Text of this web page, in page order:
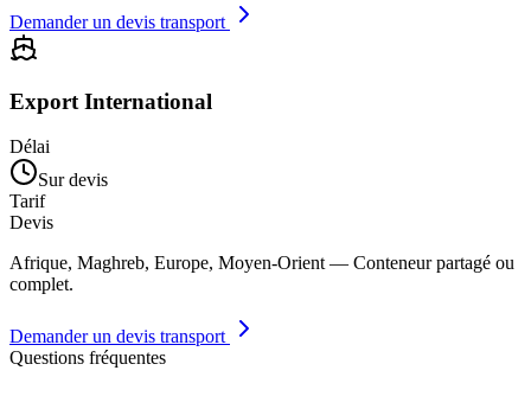
Demander un devis transport
Export International
Délai
Sur devis
Tarif
Devis
Afrique, Maghreb, Europe, Moyen-Orient — Conteneur partagé ou
complet.
Demander un devis transport
Questions fréquentes